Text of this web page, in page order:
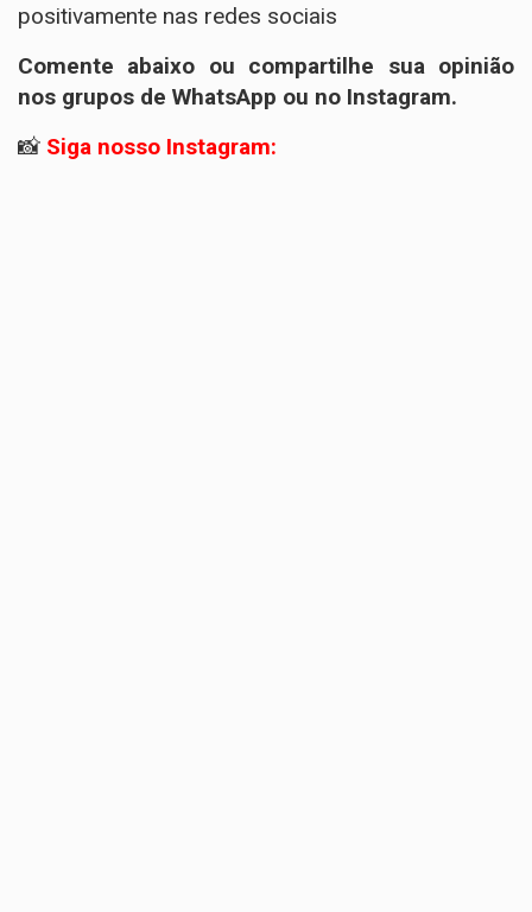
positivamente nas redes sociais
Comente abaixo ou compartilhe sua opinião
nos grupos de WhatsApp ou no Instagram.
📸 Siga nosso Instagram: